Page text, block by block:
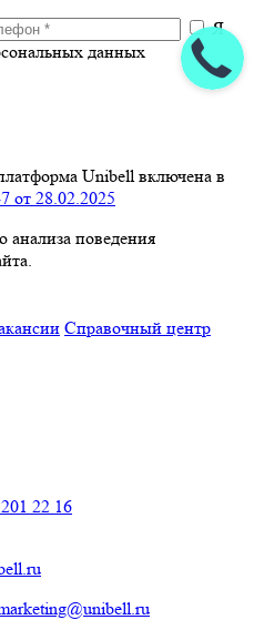
Я
данных
Unibell включена в
от 28.02.2025
анализа поведения
Справочный центр
22 16